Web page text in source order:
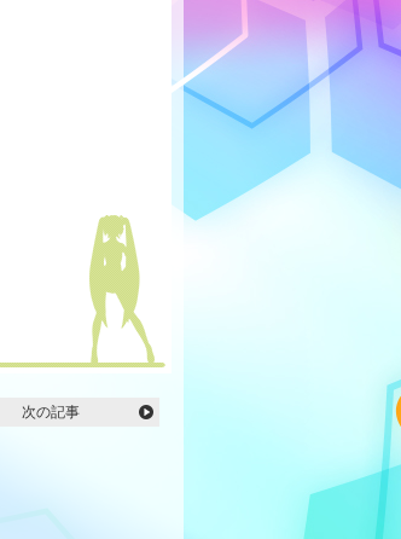
次の記事